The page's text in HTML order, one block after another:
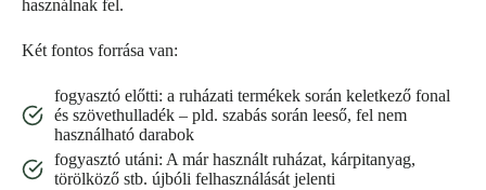
használnak fel.
Két fontos forrása van:
fogyasztó előtti: a ruházati termékek során keletkező fonal
és szövethulladék – pld. szabás során leeső, fel nem
használható darabok
fogyasztó utáni: A már használt ruházat, kárpitanyag,
törölköző stb. újbóli felhasználását jelenti